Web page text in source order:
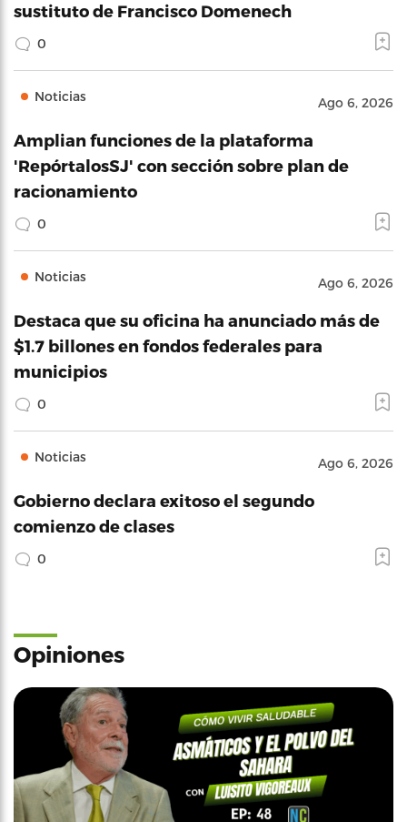
sustituto de Francisco Domenech
0
Noticias Ago 6, 2026
Amplian funciones de la plataforma
'RepórtalosSJ' con sección sobre plan de
racionamiento
0
Noticias Ago 6, 2026
Destaca que su oficina ha anunciado más de
$1.7 billones en fondos federales para
municipios
0
Noticias Ago 6, 2026
Gobierno declara exitoso el segundo
comienzo de clases
0
Opiniones